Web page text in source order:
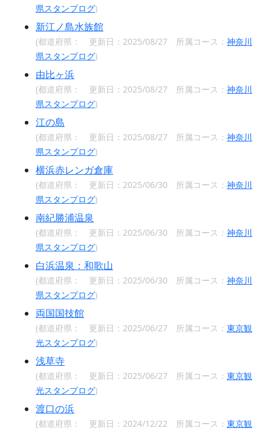
県スタンプログ)
新江ノ島水族館
(都道府県： 更新日：2025/08/27 所属コース： 神奈川
県スタンプログ)
由比ヶ浜
(都道府県： 更新日：2025/08/27 所属コース： 神奈川
県スタンプログ)
江の島
(都道府県： 更新日：2025/08/27 所属コース： 神奈川
県スタンプログ)
横浜赤レンガ倉庫
(都道府県： 更新日：2025/06/30 所属コース： 神奈川
県スタンプログ)
南紀勝浦温泉
(都道府県： 更新日：2025/06/30 所属コース： 神奈川
県スタンプログ)
白浜温泉：和歌山
(都道府県： 更新日：2025/06/30 所属コース： 神奈川
県スタンプログ)
両国国技館
(都道府県： 更新日：2025/06/27 所属コース： 東京観
光スタンプログ)
浅草寺
(都道府県： 更新日：2025/06/27 所属コース： 東京観
光スタンプログ)
渡口の浜
(都道府県： 更新日：2024/12/22 所属コース： 東京観